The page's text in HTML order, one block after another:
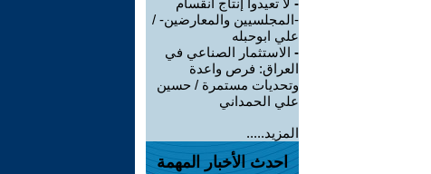
- لا تعيدوا إنتاج انقسام
-المجلسيين والمعارضين- /
علي ابوحبله
- الاستثمار الصناعي في
العراق: فرص واعدة
وتحديات مستمرة / حسين
علي الحمداني
المزيد.....
احدث الأخبار المهمة